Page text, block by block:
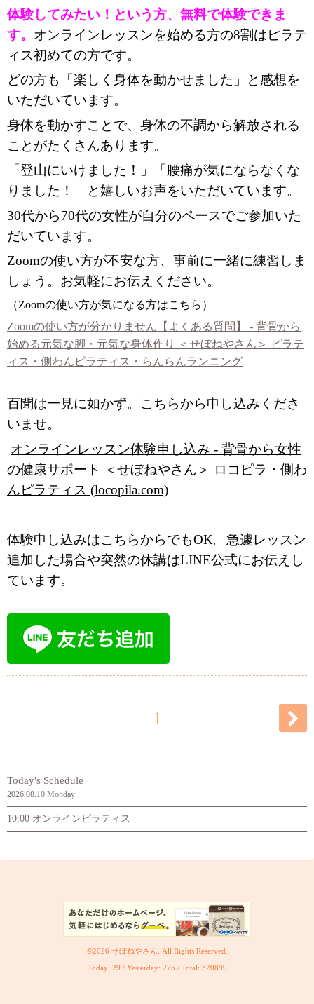
体験してみたい！という方、無料で体験できま
す。 オンラインレッスンを始める方の8割はピラテ
ィス初めての方です。
どの方も「楽しく身体を動かせました」と感想を
いただいています。
身体を動かすことで、身体の不調から解放される
ことがたくさんあります。
「登山にいけました！」「腰痛が気にならなくな
りました！」と嬉しいお声をいただいています。
30代から70代の女性が自分のペースでご参加いた
だいています。
Zoomの使い方が不安な方、事前に一緒に練習しま
しょう。お気軽にお伝えください。
（Zoomの使い方が気になる方はこちら）
Zoomの使い方が分かりません【よくある質問】 - 背骨から
始める元気な脚・元気な身体作り ＜せぼねやさん＞ ピラテ
ィス・側わんピラティス・らんらんランニング
百聞は一見に如かず。こちらから申し込みくださ
いませ。
オンラインレッスン体験申し込み - 背骨から女性
の健康サポート ＜せぼねやさん＞ ロコピラ・側わ
んピラティス (locopila.com)
体験申し込みはこちらからでもOK。急遽レッスン
追加した場合や突然の休講はLINE公式にお伝えし
ています。
1
Today's Schedule
2026.08.10 Monday
10:00 オンラインピラティス
©2026 せぼねやさん . All Rights Reserved.
Today: 29 / Yesterday: 275 / Total: 320899